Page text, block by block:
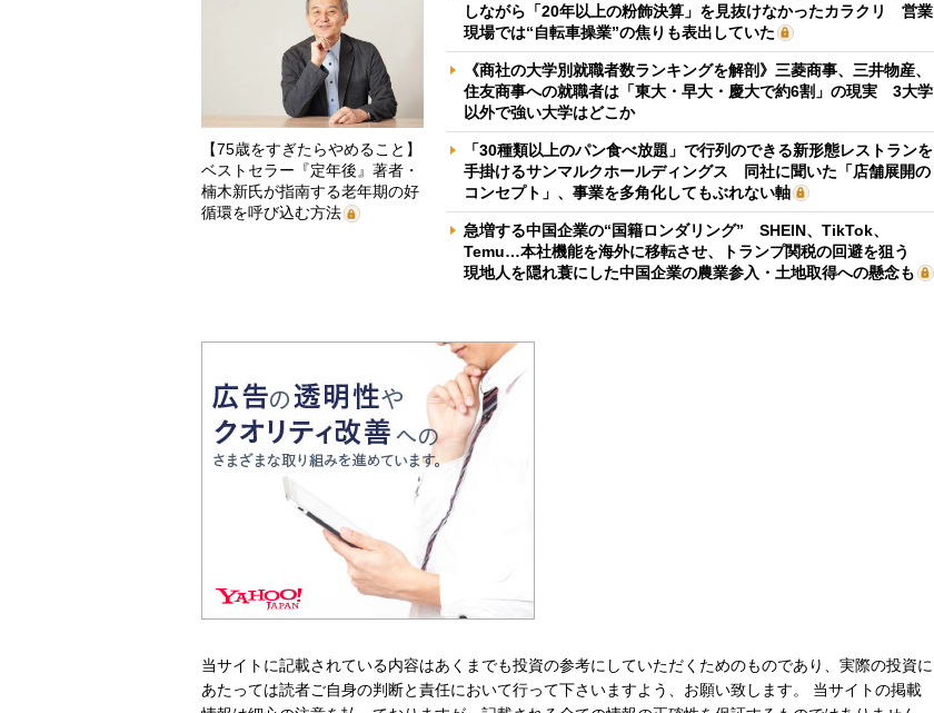
【75歳をすぎたらやめること】
ベストセラー『定年後』著者・
楠木新氏が指南する老年期の好
循環を呼び込む方法
しながら「20年以上の粉飾決算」を見抜けなかったカラクリ 営業
現場では“自転車操業”の焦りも表出していた
《商社の大学別就職者数ランキングを解剖》三菱商事、三井物産、
住友商事への就職者は「東大・早大・慶大で約6割」の現実 3大学
以外で強い大学はどこか
「30種類以上のパン食べ放題」で行列のできる新形態レストランを
手掛けるサンマルクホールディングス 同社に聞いた「店舗展開の
コンセプト」、事業を多角化してもぶれない軸
急増する中国企業の“国籍ロンダリング” SHEIN、TikTok、
Temu…本社機能を海外に移転させ、トランプ関税の回避を狙う
現地人を隠れ蓑にした中国企業の農業参入・土地取得への懸念も
当サイトに記載されている内容はあくまでも投資の参考にしていただくためのものであり、実際の投資に
あたっては読者ご自身の判断と責任において行って下さいますよう、お願い致します。 当サイトの掲載